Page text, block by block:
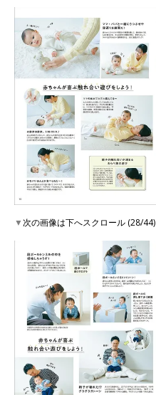
▼次の画像は下へスクロール (28/44)